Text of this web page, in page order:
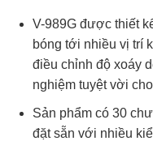
V-989G được thiết
bóng tới nhiều vị trí
điều chỉnh độ xoáy
nghiệm tuyệt vời
Sản phẩm có 30
đặt sẵn với nhiều